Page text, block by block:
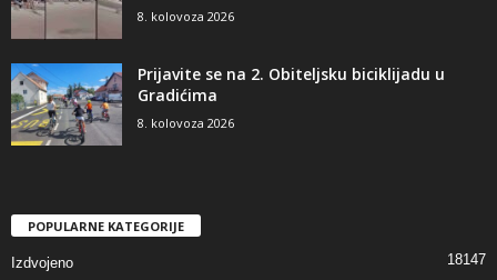
8. kolovoza 2026
Prijavite se na 2. Obiteljsku biciklijadu u
Gradićima
8. kolovoza 2026
POPULARNE KATEGORIJE
Izdvojeno 18147